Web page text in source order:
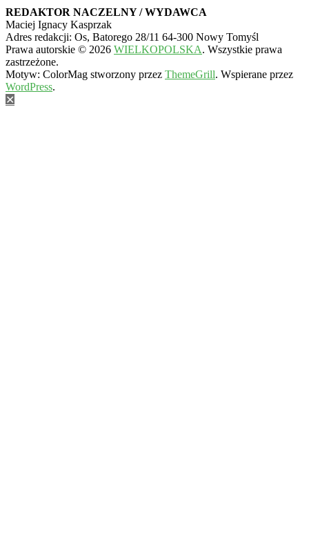
REDAKTOR NACZELNY / WYDAWCA
Maciej Ignacy Kasprzak
Adres redakcji: Os, Batorego 28/11 64-300 Nowy Tomyśl
Prawa autorskie © 2026 WIELKOPOLSKA. Wszystkie prawa
zastrzeżone.
Motyw: ColorMag stworzony przez ThemeGrill. Wspierane przez
WordPress.
✕